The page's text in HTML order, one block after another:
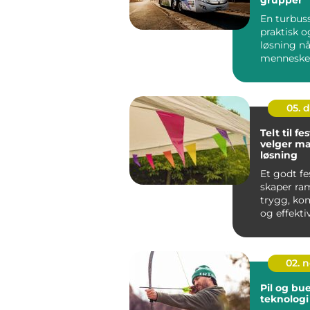
En
praktisk
løsning
05.
Telt til
velger
løsning
Et godt
skaper
trygg,
og
02.
Pil og